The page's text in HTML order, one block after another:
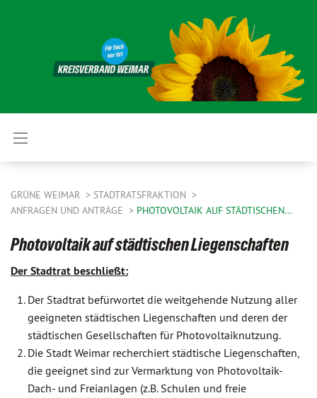
GRÜNE WEIMAR
STADTRATSFRAKTION
ANFRAGEN UND ANTRÄGE
PHOTOVOLTAIK AUF STÄDTISCHEN…
Photovoltaik auf städtischen Liegenschaften
Der Stadtrat beschließt:
Der Stadtrat befürwortet die weitgehende Nutzung aller
geeigneten städtischen Liegenschaften und deren der
städtischen Gesellschaften für Photovoltaiknutzung.
Die Stadt Weimar recherchiert städtische Liegenschaften,
die geeignet sind zur Vermarktung von Photovoltaik-
Dach- und Freianlagen (z.B. Schulen und freie